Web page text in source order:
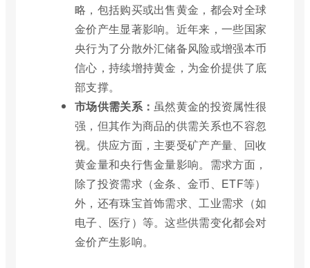
略，包括购买或出售黄金，都会对全球
金价产生显著影响。近年来，一些国家
央行为了分散外汇储备风险或增强本币
信心，持续增持黄金，为金价提供了底
部支撑。
市场供需关系： 虽然黄金的投资属性很
强，但其作为商品的供需关系也不容忽
视。供应方面，主要受矿产产量、回收
黄金量和央行售金量影响。需求方面，
除了投资需求（金条、金币、ETF等）
外，还有珠宝首饰需求、工业需求（如
电子、医疗）等。这些供需变化都会对
金价产生影响。